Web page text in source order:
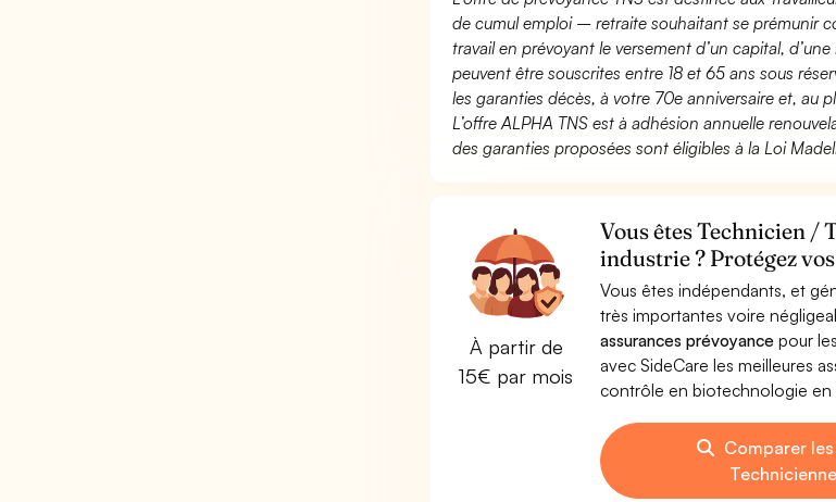
de cumul emploi – retraite souhaitant se prémunir
travail en prévoyant le versement d’un capital,
peuvent être souscrites entre 18 et 65 ans sous
les garanties décès, à votre 70e anniversaire et, au
L’offre ALPHA TNS est à adhésion annuelle
des garanties proposées sont éligibles à la Loi
À partir de
15€ par mois
Vous êtes Technicien /
industrie ? Protégez
Vous êtes indépendants, et
très importantes voire
assurances prévoyancepour
avec SideCare les meilleures
contrôle en biotechnologie en
Comparer